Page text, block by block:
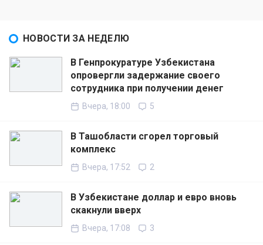
НОВОСТИ ЗА НЕДЕЛЮ
В Генпрокуратуре Узбекистана
опровергли задержание своего
сотрудника при получении денег
Вчера, 18:00 5
В Ташобласти сгорел торговый
комплекс
Вчера, 17:52 2
В Узбекистане доллар и евро вновь
скакнули вверх
Вчера, 17:08 3